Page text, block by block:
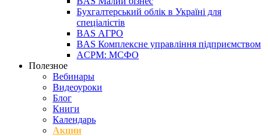
Бухгалтерський облік в Україні для
спеціалістів
BAS АГРО
BAS Комплексне управління підприємством
ACPM: МСФО
Полезное
Вебинары
Видеоуроки
Блог
Книги
Календарь
Акции